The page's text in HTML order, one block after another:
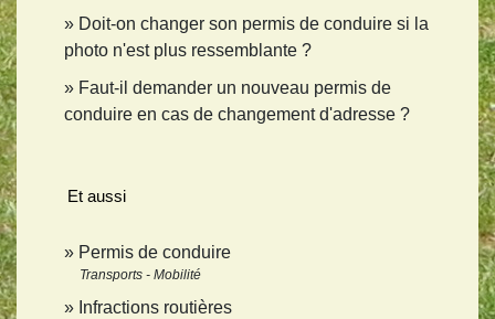
Doit-on changer son permis de conduire si la
photo n'est plus ressemblante ?
Faut-il demander un nouveau permis de
conduire en cas de changement d'adresse ?
Et aussi
Permis de conduire
Transports - Mobilité
Infractions routières